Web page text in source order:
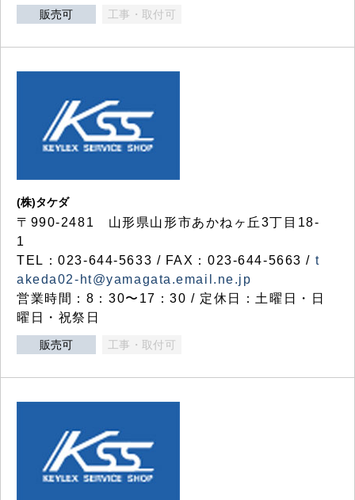
販売可 工事・取付可
(株)タケダ
〒990-2481 山形県山形市あかねヶ丘3丁目18-
1
TEL：023-644-5633 / FAX：023-644-5663 / t
akeda02-ht@yamagata.email.ne.jp
営業時間：8：30〜17：30 / 定休日：土曜日・日
曜日・祝祭日
販売可 工事・取付可